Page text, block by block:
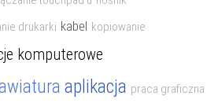
drukarki kabel kopiowanie
komputerowe
aplikacja praca graficzna